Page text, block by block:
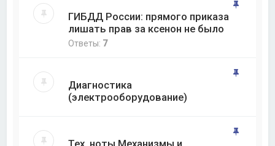
ГИБДД России: прямого приказа
лишать прав за ксенон не было
Ответы: 7
Диагностика
(электрооборудование)